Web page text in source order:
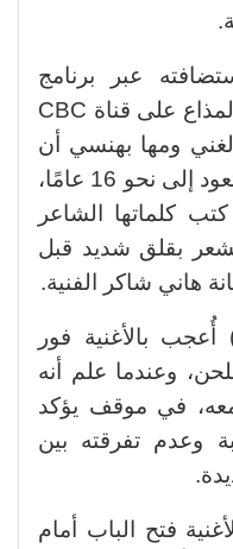
عبر برنامج
(الستات مايعرفوش يكدبوا) المذاع على قناة CBC
ومها بهنسي أن
بداية تعاونه مع (هاني شاكر) تعود إلى نحو 16 عامًا،
كلماتها الشاعر
بقلق شديد قبل
هاني شاكر الفنية.
بالأغنية فور
وعندما علم أنه
في موقف يؤكد
وعدم تفرقته بين
فتح الباب أمام